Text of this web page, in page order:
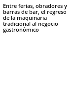
Entre ferias, obradores y
barras de bar, el regreso
de la maquinaria
tradicional al negocio
gastronómico